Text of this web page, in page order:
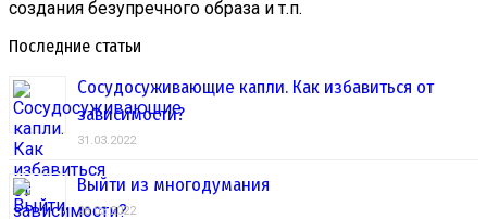
создания безупречного образа и т.п.
Последние статьи
Сосудосуживающие капли. Как избавиться от
зависимости?
31.03.2022
Выйти из многодумания
28.03.2022